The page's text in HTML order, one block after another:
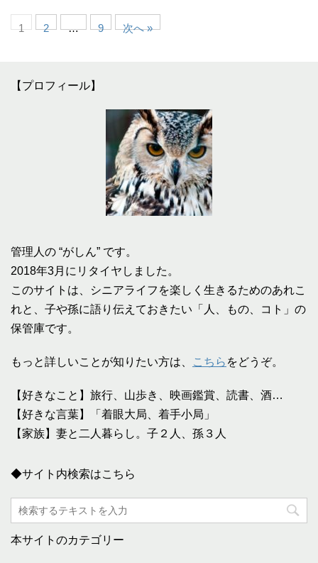
1 2 … 9 次へ »
【プロフィール】
管理人の “がしん” です。
2018年3月にリタイヤしました。
このサイトは、シニアライフを楽しく生きるためのあれこ
れと、子や孫に語り伝えておきたい「人、もの、コト」の
保管庫です。
もっと詳しいことが知りたい方は、 こちら をどうぞ。
【好きなこと】旅行、山歩き、映画鑑賞、読書、酒…
【好きな言葉】「着眼大局、着手小局」
【家族】妻と二人暮らし。子２人、孫３人
◆サイト内検索はこちら
本サイトのカテゴリー